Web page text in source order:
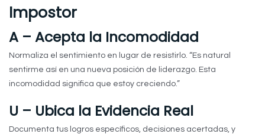
Impostor
A – Acepta la Incomodidad
Normaliza el sentimiento en lugar de resistirlo. “Es natural
sentirme así en una nueva posición de liderazgo. Esta
incomodidad significa que estoy creciendo.”
U – Ubica la Evidencia Real
Documenta tus logros específicos, decisiones acertadas, y